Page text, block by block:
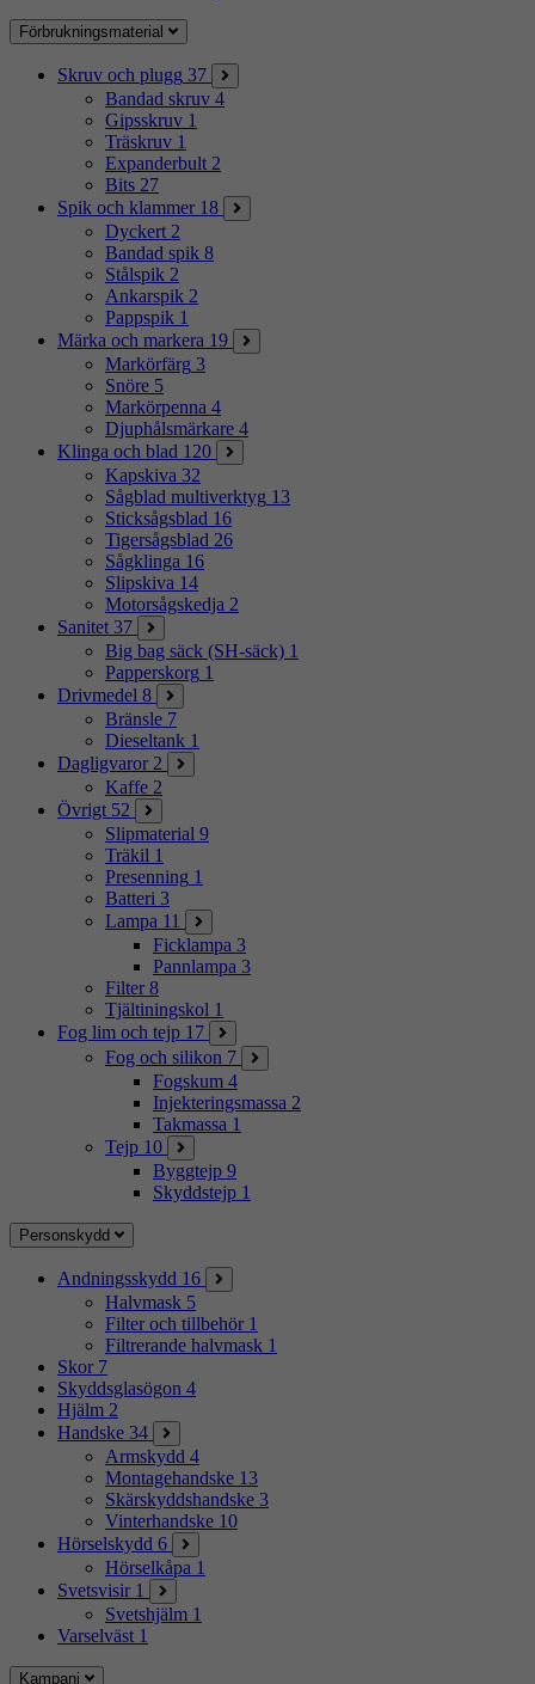
Förbrukningsmaterial
Skruv och plugg 37
Bandad skruv 4
Gipsskruv 1
Träskruv 1
Expanderbult 2
Bits 27
Spik och klammer 18
Dyckert 2
Bandad spik 8
Stålspik 2
Ankarspik 2
Pappspik 1
Märka och markera 19
Markörfärg 3
Snöre 5
Markörpenna 4
Djuphålsmärkare 4
Klinga och blad 120
Kapskiva 32
Sågblad multiverktyg 13
Sticksågsblad 16
Tigersågsblad 26
Sågklinga 16
Slipskiva 14
Motorsågskedja 2
Sanitet 37
Big bag säck (SH-säck) 1
Papperskorg 1
Drivmedel 8
Bränsle 7
Dieseltank 1
Dagligvaror 2
Kaffe 2
Övrigt 52
Slipmaterial 9
Träkil 1
Presenning 1
Batteri 3
Lampa 11
Ficklampa 3
Pannlampa 3
Filter 8
Tjältiningskol 1
Fog lim och tejp 17
Fog och silikon 7
Fogskum 4
Injekteringsmassa 2
Takmassa 1
Tejp 10
Byggtejp 9
Skyddstejp 1
Personskydd
Andningsskydd 16
Halvmask 5
Filter och tillbehör 1
Filtrerande halvmask 1
Skor 7
Skyddsglasögon 4
Hjälm 2
Handske 34
Armskydd 4
Montagehandske 13
Skärskyddshandske 3
Vinterhandske 10
Hörselskydd 6
Hörselkåpa 1
Svetsvisir 1
Svetshjälm 1
Varselväst 1
Kampanj